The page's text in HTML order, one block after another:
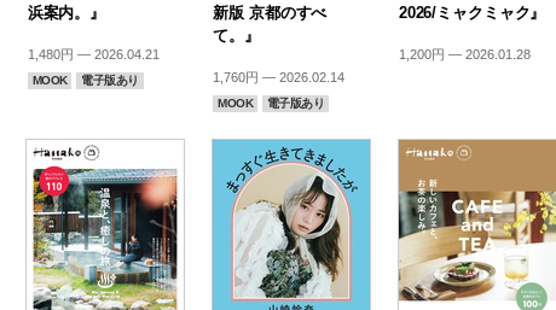
浜案内。』
1,480円 — 2026.04.21
MOOK 電子版あり
新版 京都のすべ
て。』
1,760円 — 2026.02.14
MOOK 電子版あり
2026/ミャクミャク』
1,200円 — 2026.01.28